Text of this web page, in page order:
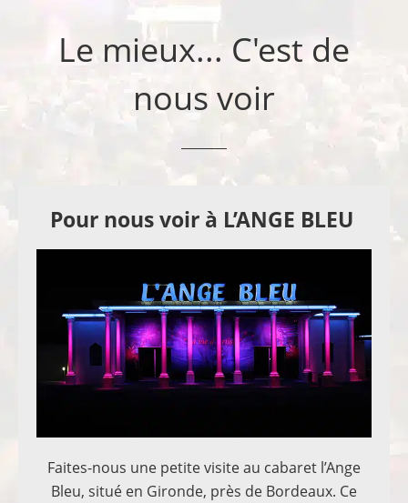
Le mieux... C'est de
nous voir
Pour nous voir à L’ANGE BLEU
Faites-nous une petite visite au cabaret l’Ange
Bleu, situé en Gironde, près de Bordeaux. Ce